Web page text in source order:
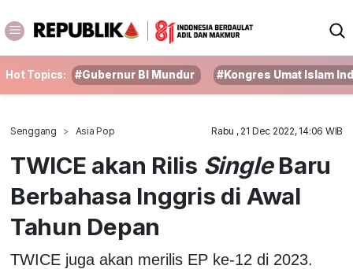
Hot Topics: #Gubernur BI Mundur #Kongres Umat Islam
Senggang Asia Pop Rabu , 21 Dec 2022, 14:06 WIB
TWICE akan Rilis SingleBaru
Berbahasa Inggris di Awal
Tahun Depan
TWICE juga akan merilis EP ke-12 di 2023.